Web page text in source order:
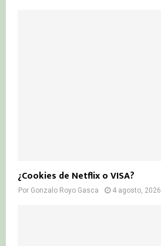
¿Cookies de Netflix o VISA?
Por Gonzalo Royo Gasca 4 agosto, 2026